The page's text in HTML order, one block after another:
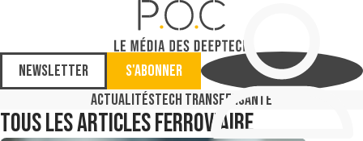
Newsletter
S'abonner
ActualitésTech TransferSanté
Tous les articlesFerroviaire